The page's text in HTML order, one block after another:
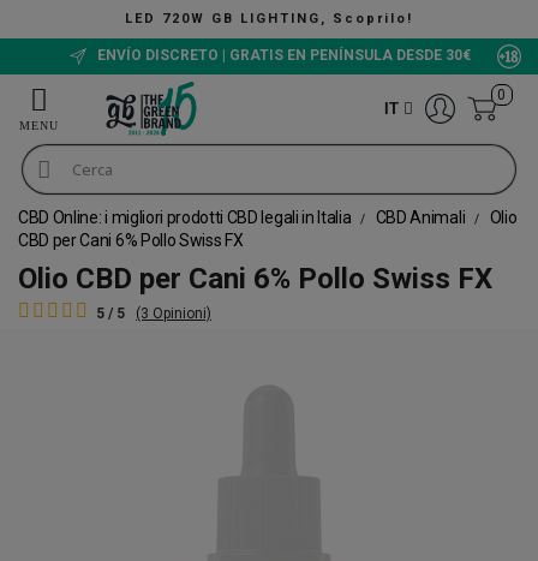
LED 720W GB LIGHTING, Scoprilo!
ENVÍO DISCRETO | GRATIS EN PENÍNSULA DESDE 30€
IT
0
CBD Online: i migliori prodotti CBD legali in Italia CBD Animali
Olio
CBD per Cani 6% Pollo Swiss FX
Olio CBD per Cani 6% Pollo Swiss FX
5 / 5 (3 Opinioni)